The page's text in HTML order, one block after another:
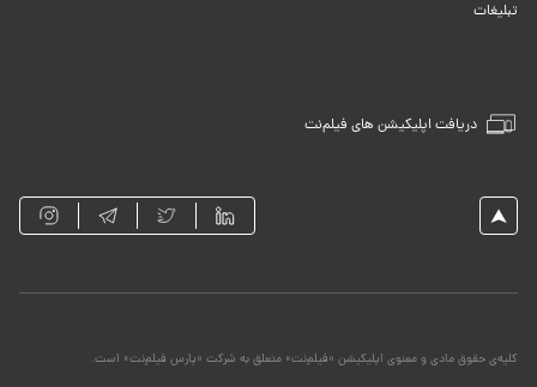
دریافت اپلیکیشن های فیلم‌نت
تبلیغات
کلیه‌ی حقوق مادی و معنوی اپلیکیشن «فیلم‌نت» متعلق به شرکت «پارس فیلم‌نت» است.